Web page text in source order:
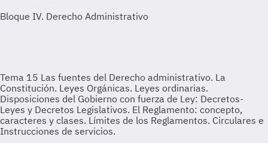
Tema 15 Las fuentes del Derecho administrativo. La
Constitución. Leyes Orgánicas. Leyes ordinarias.
Disposiciones del Gobierno con fuerza de Ley: Decretos-
Leyes y Decretos Legislativos. El Reglamento: concepto,
caracteres y clases. Límites de los Reglamentos. Circulares e
Instrucciones de servicios.